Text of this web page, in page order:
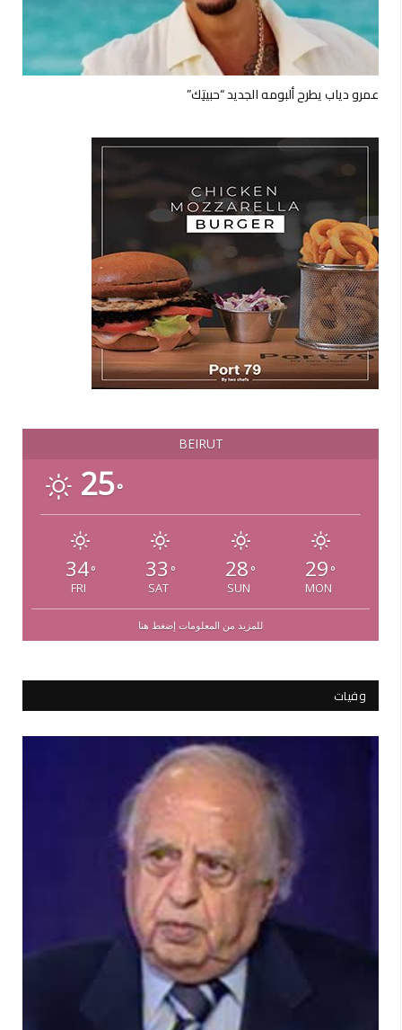
عمرو دياب يطرح ألبومه الجديد “حبيتِك”
BEIRUT
25°
34°
FRI
33 °
SAT
28 °
SUN
29 °
MON
للمزيد من المعلومات إضغط هنا
وفيات